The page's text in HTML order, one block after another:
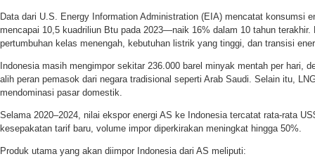
Data dari U.S. Energy Information Administration (EIA) mencatat konsumsi
mencapai 10,5 kuadriliun Btu pada 2023—naik 16% dalam 10 tahun terakhir.
pertumbuhan kelas menengah, kebutuhan listrik yang tinggi, dan transisi
Indonesia masih mengimpor sekitar 236.000 barel minyak mentah per hari,
alih peran pemasok dari negara tradisional seperti Arab Saudi. Selain itu,
mendominasi pasar domestik.
Selama 2020–2024, nilai ekspor energi AS ke Indonesia tercatat rata-rata
kesepakatan tarif baru, volume impor diperkirakan meningkat hingga 50%.
Produk utama yang akan diimpor Indonesia dari AS meliputi: